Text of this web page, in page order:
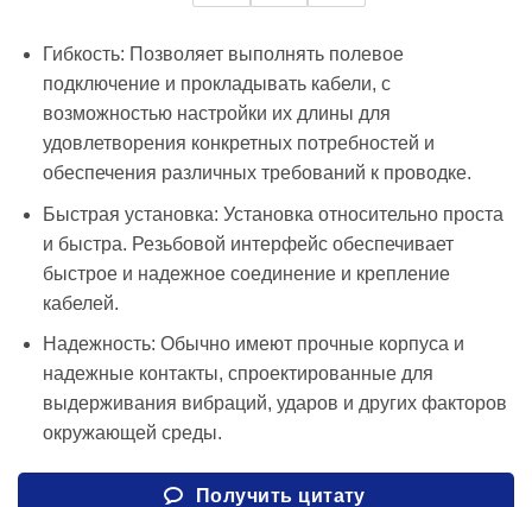
Гибкость: Позволяет выполнять полевое
подключение и прокладывать кабели, с
возможностью настройки их длины для
удовлетворения конкретных потребностей и
обеспечения различных требований к проводке.
Быстрая установка: Установка относительно проста
и быстра. Резьбовой интерфейс обеспечивает
быстрое и надежное соединение и крепление
кабелей.
Надежность: Обычно имеют прочные корпуса и
надежные контакты, спроектированные для
выдерживания вибраций, ударов и других факторов
окружающей среды.
Получить цитату